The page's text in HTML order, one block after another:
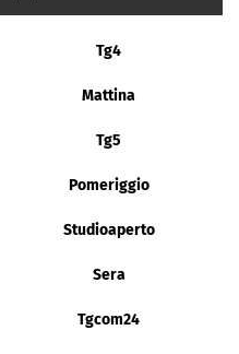
Tg4
Mattina
Tg5
Pomeriggio
Studioaperto
Sera
Tgcom24